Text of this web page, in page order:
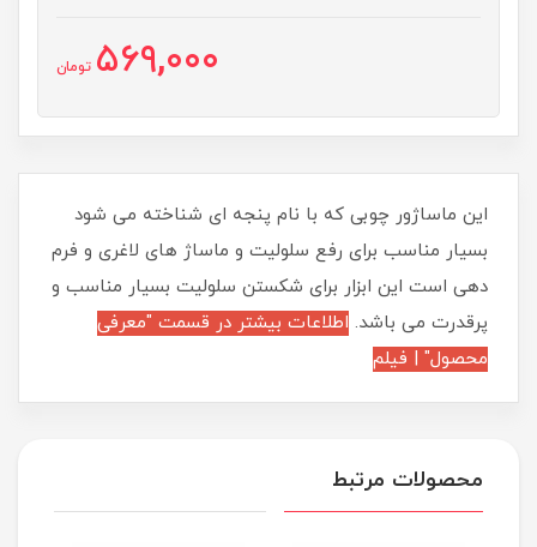
569,000 تومان
​​​​این ماساژور چوبی که با نام پنجه ای شناخته می شود
بسیار مناسب برای رفع سلولیت و ماساژ های لاغری و فرم
دهی است این ابزار برای شکستن سلولیت بسیار مناسب و
پرقدرت می باشد. اطلاعات بیشتر در قسمت "معرفی
محصول" | فیلم
محصولات مرتبط